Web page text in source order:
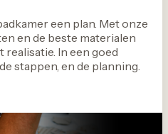
een plan. Met onze
en de beste materialen
realisatie. In een goed
stappen, en de planning.